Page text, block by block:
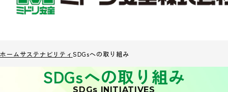
ホームサステナビリティ SDGsへの取り組み
SDGsへの取り組み
SDGs INITIATIVES